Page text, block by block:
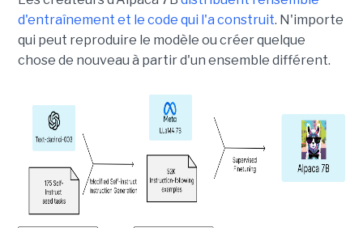
d'entraînement et le code qui l'a construit. N'importe
qui peut reproduire le modèle ou créer quelque
chose de nouveau à partir d'un ensemble différent.